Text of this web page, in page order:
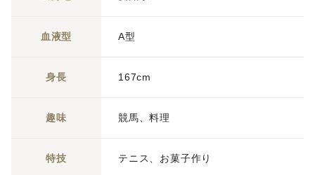
血液型 A型
身長 167cm
趣味 競馬、料理
特技 テニス、お菓子作り